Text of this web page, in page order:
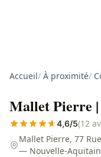
Accueil/ À proximité/
Mallet Pierre |
4,6/5(12
Mallet Pierre, 77
— Nouvelle-